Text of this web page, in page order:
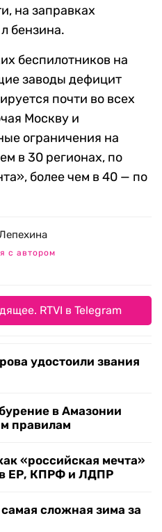
на заправках
бензина.
беспилотников на
заводы дефицит
почти во всех
Москву и
ограничения на
в 30 регионах, по
более чем в 40 — по
с автором
RTVI в Telegram
удостоили звания
в Амазонии
правилам
«российская мечта»
ЕР, КПРФ и ЛДПР
сложная зима за